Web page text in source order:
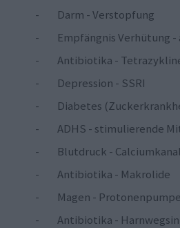
-
Darm - Verstopfung
-
Empfängnis Verhütung
-
Antibiotika -
-
Depression - SSRI
-
Diabetes
-
ADHS - stimulierende
-
Blutdruck -
-
Antibiotika - Makrolide
-
Magen -
-
Antibiotika -